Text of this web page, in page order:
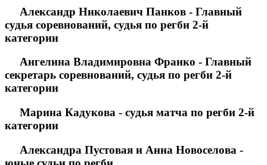
Александр Николаевич Панков - Главный
судья соревнований, судья по регби 2-й
категории
Ангелина Владимировна Франко - Главный
секретарь соревнований, судья по регби 2-й
категории
Марина Кадукова - судья матча по регби 2-й
категории
Александра Пустовая и Анна Новоселова -